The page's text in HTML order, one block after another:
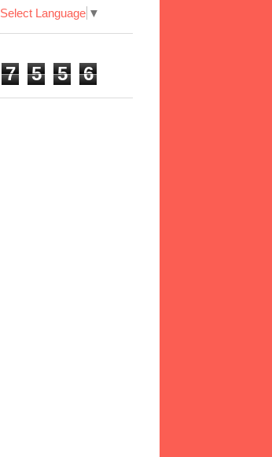
Select Language ▼
7 5 5 6